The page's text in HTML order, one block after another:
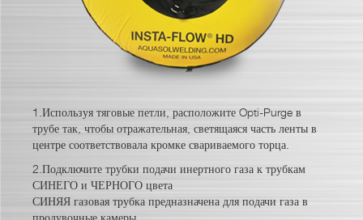
1.Используя тяговые петли, расположите Opti-Purge в
трубе так, чтобы отражательная, светящаяся часть ленты в
центре соответствовала кромке свариваемого торца.
2.Подключите трубки подачи инертного газа к трубкам
СИНЕГО и ЧЕРНОГО цвета
СИНЯЯ газовая трубка предназначена для подачи газа в